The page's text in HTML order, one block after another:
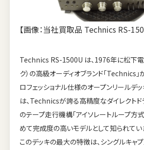
【画像：当社買取品 Technics RS-
Technics RS-1500U は、1976年に松下電
ク）の高級オーディオブランド「Technics」
ロフェッショナル仕様のオープンリールデ
は、Technicsが誇る高精度なダイレクトド
のテープ走行機構「アイソレートループ方
めて完成度の高いモデルとして知られてい
このデッキの最大の特徴は、シングルキャ